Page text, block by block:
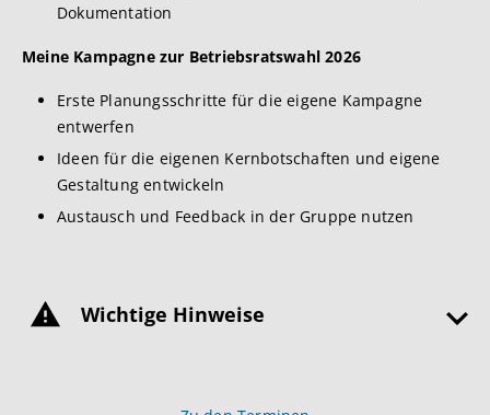
Dokumentation
Meine Kampagne zur Betriebsratswahl 2026
Erste Planungsschritte für die eigene Kampagne
entwerfen
Ideen für die eigenen Kernbotschaften und eigene
Gestaltung entwickeln
Austausch und Feedback in der Gruppe nutzen
Wichtige Hinweise